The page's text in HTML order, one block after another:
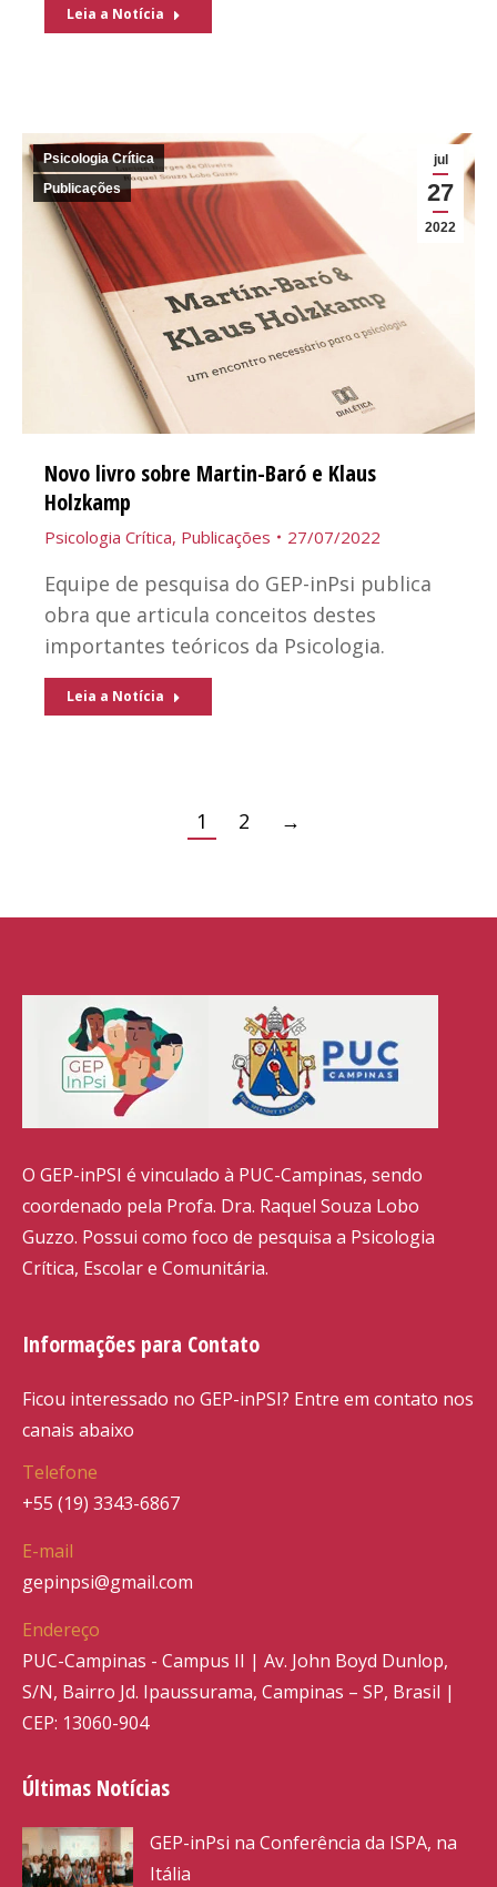
Leia a Notícia
jul
27
2022
Psicologia Crítica
Publicações
Novo livro sobre Martin-Baró e Klaus
Holzkamp
Psicologia Crítica, Publicações 27/07/2022
Equipe de pesquisa do GEP-inPsi publica
obra que articula conceitos destes
importantes teóricos da Psicologia.
Leia a Notícia
1 2 →
O GEP-inPSI é vinculado à PUC-Campinas, sendo
coordenado pela Profa. Dra. Raquel Souza Lobo
Guzzo. Possui como foco de pesquisa a Psicologia
Crítica, Escolar e Comunitária.
Informações para Contato
Ficou interessado no GEP-inPSI? Entre em contato nos
canais abaixo
Telefone
+55 (19) 3343-6867
E-mail
gepinpsi@gmail.com
Endereço
PUC-Campinas - Campus II | Av. John Boyd Dunlop,
S/N, Bairro Jd. Ipaussurama, Campinas – SP, Brasil |
CEP: 13060-904
Últimas Notícias
GEP-inPsi na Conferência da ISPA, na
Itália